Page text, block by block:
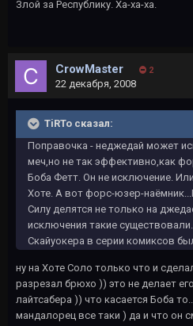
Злой за Республику. Ха-ха-ха.
CrowMaster 2
22 декабря, 2008
TiRTo сказал:
Поправочка - неджедай может
меч,но не так эффективно,как
Боба Фетт. Он не исключение.
Хоте. А вот форс-юзер-
Силу делятся не только на
исключения такие
Скайуокера в серии комиксов
ну на Хоте Соло только что и
разрезал брюхо )) это не делает
лайтсабера )) что касается Боба
мандалорец все таки ) да и что он